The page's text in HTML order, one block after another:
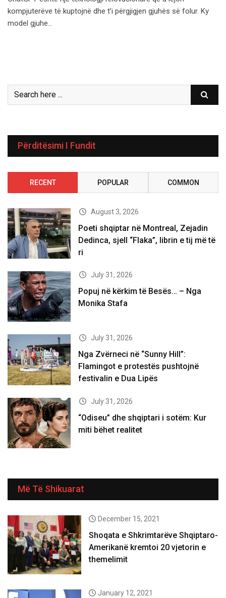
kompjuterëve të kuptojnë dhe t’i përgjigjen gjuhës së folur. Ky
model gjuhe…
Përditësimi I Fundit
RECENT POPULAR COMMON
August 3, 2026
Poeti shqiptar në Montreal, Zejadin
Dedinca, sjell “Flaka”, librin e tij më të
ri
July 31, 2026
Popuj në kërkim të Besës… – Nga
Monika Stafa
July 31, 2026
Nga Zvërneci në “Sunny Hill”:
Flamingot e protestës pushtojnë
festivalin e Dua Lipës
July 31, 2026
“Odiseu” dhe shqiptari i sotëm: Kur
miti bëhet realitet
Më Të Shikuarat
December 15, 2021
Shoqata e Shkrimtarëve Shqiptaro-
Amerikanë kremtoi 20 vjetorin e
themelimit
January 12, 2021